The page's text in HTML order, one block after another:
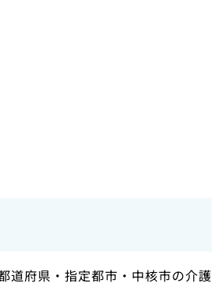
道府県・指定都市・中核市の介護